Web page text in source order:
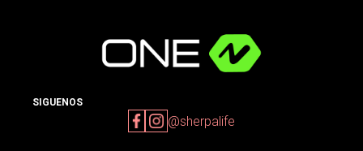
SIGUENOS
@sherpalife